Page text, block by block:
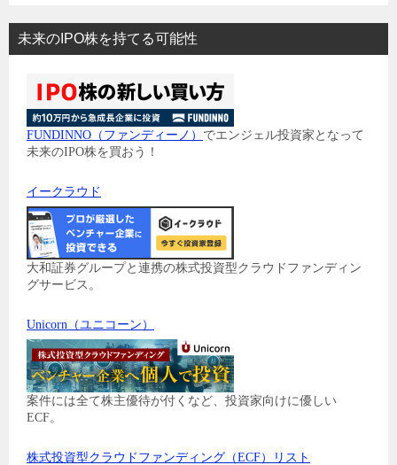
未来のIPO株を持てる可能性
FUNDINNO（ファンディーノ） でエンジェル投資家となって
未来のIPO株を買おう！
イークラウド
大和証券グループと連携の株式投資型クラウドファンディン
グサービス。
Unicorn（ユニコーン）
案件には全て株主優待が付くなど、投資家向けに優しい
ECF。
株式投資型クラウドファンディング（ECF）リスト